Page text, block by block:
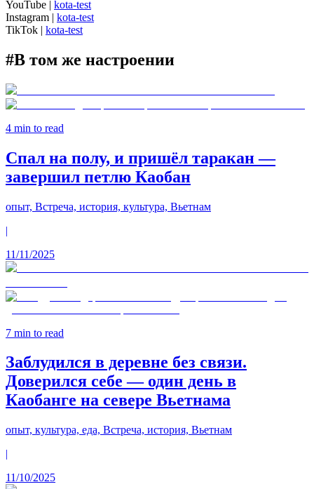
YouTube | kota-test
Instagram | kota-test
TikTok | kota-test
#В том же настроении
4 min to read
Спал на полу, и пришёл таракан —
завершил петлю Каобан
опыт, Встреча, история, культура, Вьетнам
|
11/11/2025
7 min to read
Заблудился в деревне без связи.
Доверился себе — один день в
Каобанге на севере Вьетнама
опыт, культура, еда, Встреча, история, Вьетнам
|
11/10/2025